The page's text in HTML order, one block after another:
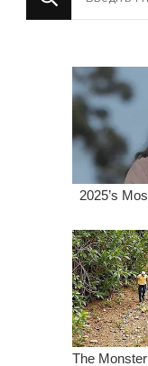
щось?